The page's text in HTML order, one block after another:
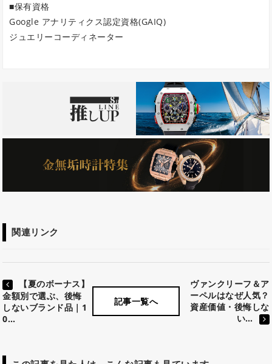
■保有資格
Google アナリティクス認定資格(GAIQ)
ジュエリーコーディネーター
関連リンク
【夏のボーナス】
金額別で選ぶ、後悔
しないブランド品｜1
0…
記事一覧へ
ヴァンクリーフ＆ア
ーペルはなぜ人気？
資産価値・後悔しな
い…